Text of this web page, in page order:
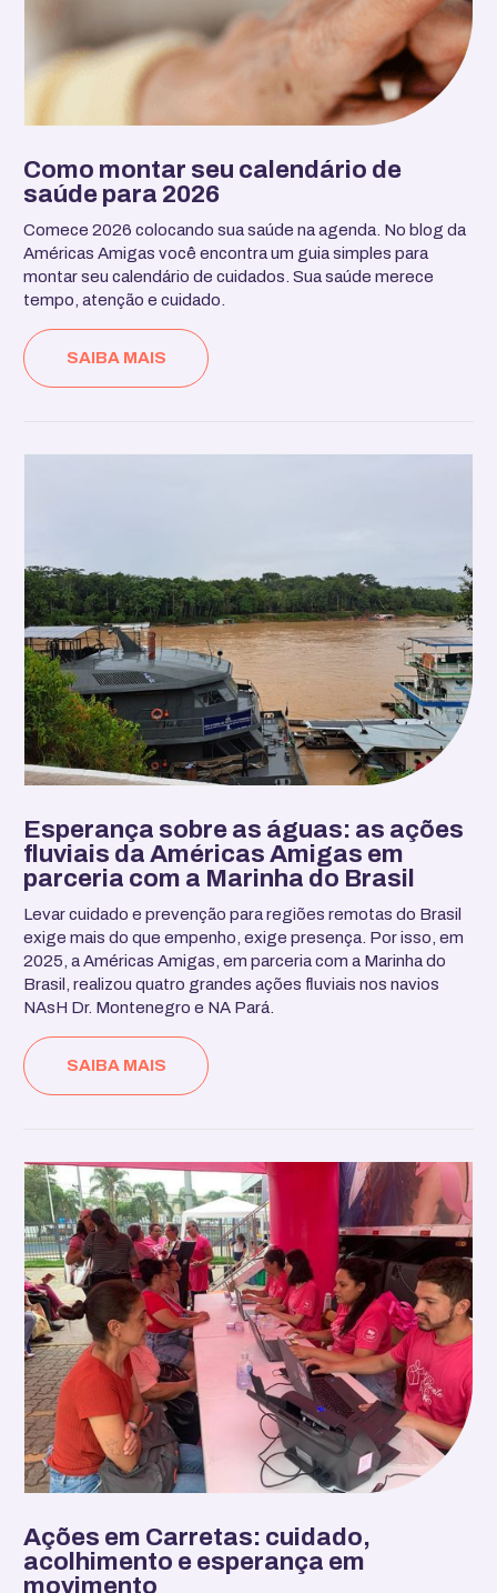
Como montar seu calendário de
saúde para 2026
Comece 2026 colocando sua saúde na agenda. No blog da
Américas Amigas você encontra um guia simples para
montar seu calendário de cuidados. Sua saúde merece
tempo, atenção e cuidado.
SAIBA MAIS
Esperança sobre as águas: as ações
fluviais da Américas Amigas em
parceria com a Marinha do Brasil
Levar cuidado e prevenção para regiões remotas do Brasil
exige mais do que empenho, exige presença. Por isso, em
2025, a Américas Amigas, em parceria com a Marinha do
Brasil, realizou quatro grandes ações fluviais nos navios
NAsH Dr. Montenegro e NA Pará.
SAIBA MAIS
Ações em Carretas: cuidado,
acolhimento e esperança em
movimento